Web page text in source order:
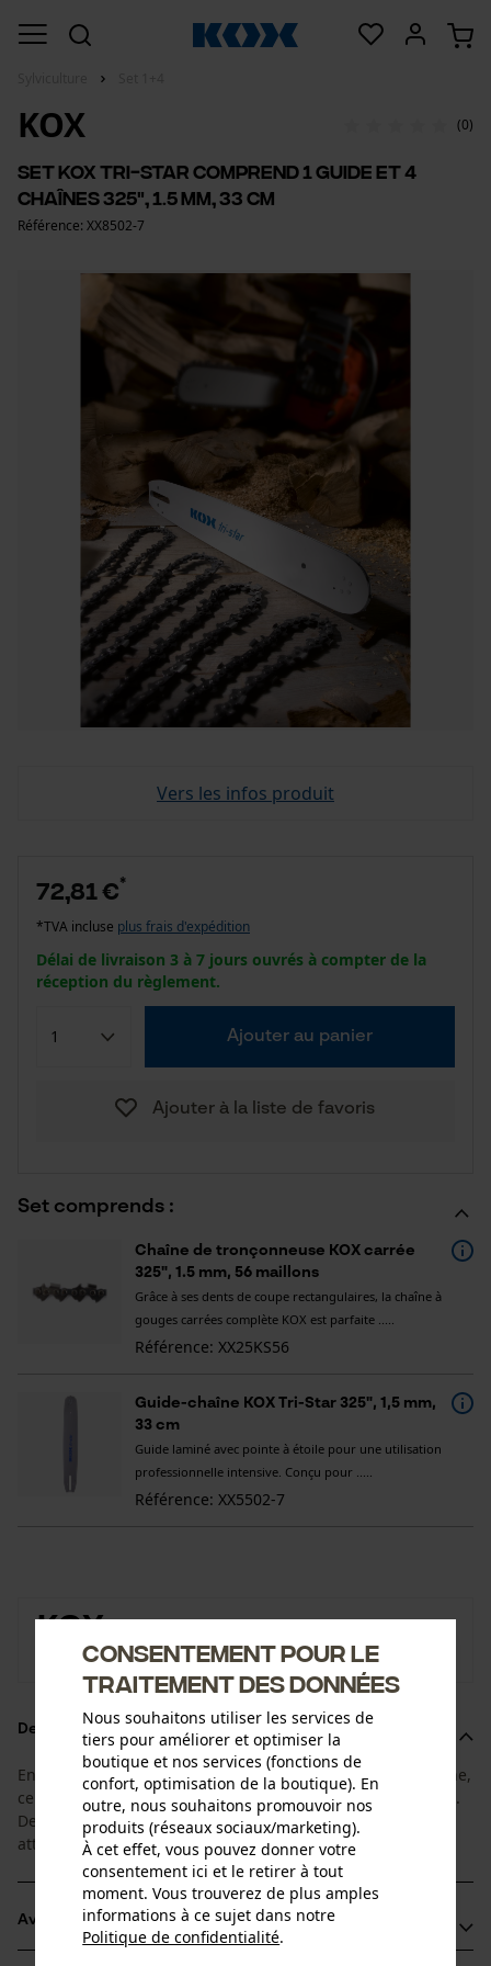
KOX (0)
Set KOX Tri-Star comprend 1 guide et 4
chaînes 325", 1.5 mm, 33 cm
Référence: XX8502-7
Vers les infos produit
Set comprends :
Chaîne de tronçonneuse KOX carrée
325", 1.5 mm, 56 maillons
Grâce à ses dents de coupe rectangulaires, la chaîne à
gouges carrées complète KOX est parfaite .....
Référence: XX25KS56
Guide-chaîne KOX Tri-Star 325", 1,5 mm,
33 cm
Guide laminé avec pointe à étoile pour une utilisation
professionnelle intensive. Conçu pour .....
Référence: XX5502-7
72,81 €*
*TVA incluse plus frais d'expédition
Délai de livraison 3 à 7 jours ouvrés à compter de la
réception du règlement.
Ajouter au panier
Ajouter à la liste de favoris
KOX
Vers la boutique de la marque KOX
Description du produit
En adéquation entre la durée de vie du guide et de la chaîne,
ce super-set comprend 1+4 un guide et 4 chaînes adaptées.
De cette façon, vous pourrez changer de chaîne sans
attendre !
Avantages du produit
Consentement pour le
traitement des données
Nous souhaitons utiliser les services de
tiers pour améliorer et optimiser la
boutique et nos services (fonctions de
confort, optimisation de la boutique). En
outre, nous souhaitons promouvoir nos
produits (réseaux sociaux/marketing).
À cet effet, vous pouvez donner votre
consentement ici et le retirer à tout
moment. Vous trouverez de plus amples
informations à ce sujet dans notre
Politique de confidentialité.
partager